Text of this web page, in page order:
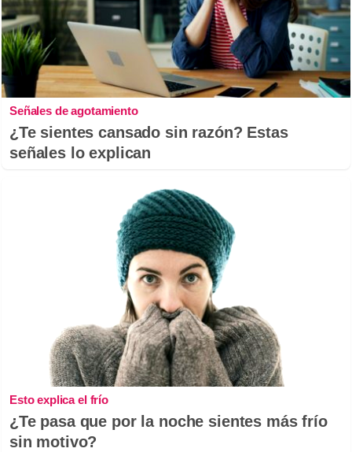
Señales de agotamiento
¿Te sientes cansado sin razón? Estas
señales lo explican
Esto explica el frío
¿Te pasa que por la noche sientes más frío
sin motivo?